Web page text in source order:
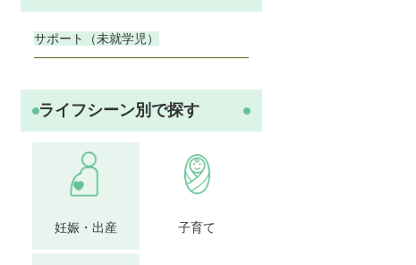
サポート（未就学児）
ライフシーン別で探す
妊娠・出産 子育て